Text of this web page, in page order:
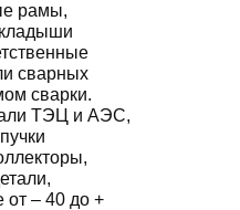
рамы,
сварных
сварки.
ТЭЦ и АЭС,
от – 40 до +